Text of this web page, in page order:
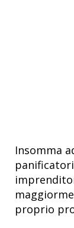
Insomma
proprio